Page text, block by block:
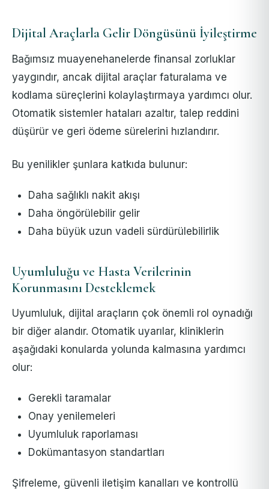
Dijital Araçlarla Gelir Döngüsünü İyileştirme
Bağımsız muayenehanelerde finansal zorluklar
yaygındır, ancak dijital araçlar faturalama ve
kodlama süreçlerini kolaylaştırmaya yardımcı olur.
Otomatik sistemler hataları azaltır, talep reddini
düşürür ve geri ödeme sürelerini hızlandırır.
Bu yenilikler şunlara katkıda bulunur:
Daha sağlıklı nakit akışı
Daha öngörülebilir gelir
Daha büyük uzun vadeli sürdürülebilirlik
Uyumluluğu ve Hasta Verilerinin
Korunmasını Desteklemek
Uyumluluk, dijital araçların çok önemli rol oynadığı
bir diğer alandır. Otomatik uyarılar, kliniklerin
aşağıdaki konularda yolunda kalmasına yardımcı
olur:
Gerekli taramalar
Onay yenilemeleri
Uyumluluk raporlaması
Dokümantasyon standartları
Şifreleme, güvenli iletişim kanalları ve kontrollü